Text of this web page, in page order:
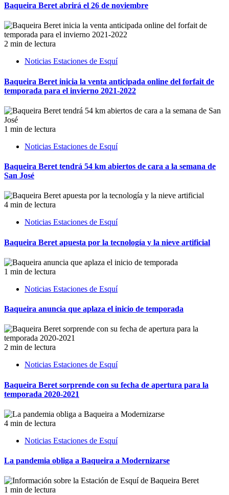
Baqueira Beret abrirá el 26 de noviembre
2 min de lectura
Noticias Estaciones de Esquí
Baqueira Beret inicia la venta anticipada online del forfait de
temporada para el invierno 2021-2022
1 min de lectura
Noticias Estaciones de Esquí
Baqueira Beret tendrá 54 km abiertos de cara a la semana de
San José
4 min de lectura
Noticias Estaciones de Esquí
Baqueira Beret apuesta por la tecnología y la nieve artificial
1 min de lectura
Noticias Estaciones de Esquí
Baqueira anuncia que aplaza el inicio de temporada
2 min de lectura
Noticias Estaciones de Esquí
Baqueira Beret sorprende con su fecha de apertura para la
temporada 2020-2021
4 min de lectura
Noticias Estaciones de Esquí
La pandemia obliga a Baqueira a Modernizarse
1 min de lectura